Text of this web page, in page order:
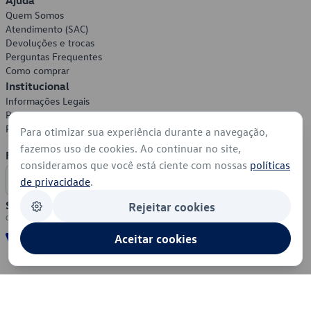
Quem Somos
Atendimento (SAC)
Devoluções e trocas
Perguntas Frequentes
Como comprar
Institucional
Informações Legais
Política de Privacidade
Política de Cookies
Formas de Pagamento
Segurança
Para otimizar sua experiência durante a navegação,
fazemos uso de cookies. Ao continuar no site,
consideramos que você está ciente com nossas políticas
de privacidade.
Rejeitar cookies
Aceitar cookies